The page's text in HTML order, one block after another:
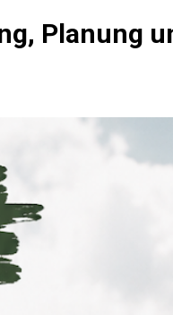
Planung